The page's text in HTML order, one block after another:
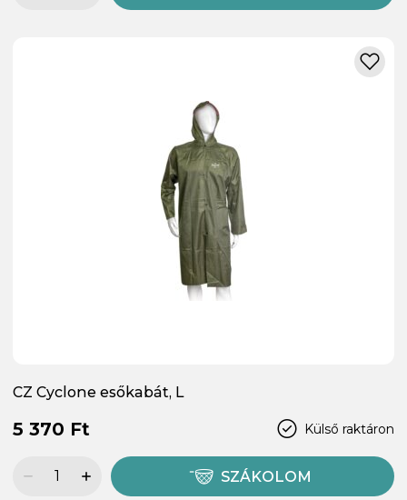
CZ Cyclone esőkabát, L
Külső raktáron
5 370 Ft
SZÁKOLOM